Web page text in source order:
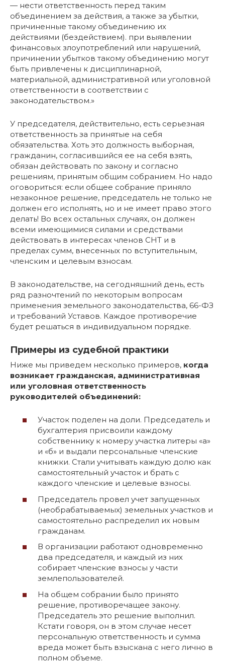
— нести ответственность перед таким
объединением за действия, а также за убытки,
причиненные такому объединению их
действиями (бездействием). при выявлении
финансовых злоупотреблений или нарушений,
причинении убытков такому объединению могут
быть привлечены к дисциплинарной,
материальной, административной или уголовной
ответственности в соответствии с
законодательством.»
У председателя, действительно, есть серьезная
ответственность за принятые на себя
обязательства. Хоть это должность выборная,
гражданин, согласившийся ее на себя взять,
обязан действовать по закону и согласно
решениям, принятым общим собранием. Но надо
оговориться: если общее собрание приняло
незаконное решение, председатель не только не
должен его исполнять, но и не имеет право этого
делать! Во всех остальных случаях, он должен
всеми имеющимися силами и средствами
действовать в интересах членов СНТ и в
пределах сумм, внесенных по вступительным,
членским и целевым взносам.
В законодательстве, на сегодняшний день, есть
ряд разночтений по некоторым вопросам
применения земельного законодательства, 66-ФЗ
и требований Уставов. Каждое противоречие
будет решаться в индивидуальном порядке.
Примеры из судебной практики
Ниже мы приведем несколько примеров, когда
возникает гражданская, административная
или уголовная ответственность
руководителей объединений:
Участок поделен на доли. Председатель и
бухгалтерия присвоили каждому
собственнику к номеру участка литеры «а»
и «б» и выдали персональные членские
книжки. Стали учитывать каждую долю как
самостоятельный участок и брать с
каждого членские и целевые взносы.
Председатель провел учет запущенных
(необрабатываемых) земельных участков и
самостоятельно распределил их новым
гражданам.
В организации работают одновременно
два председателя, и каждый из них
собирает членские взносы у части
землепользователей.
На общем собрании было принято
решение, противоречащее закону.
Председатель это решение выполнил.
Кстати говоря, он в этом случае несет
персональную ответственность и сумма
вреда может быть взыскана с него лично в
полном объеме.